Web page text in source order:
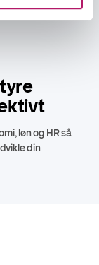
hjælper dig
løn og HR så
din